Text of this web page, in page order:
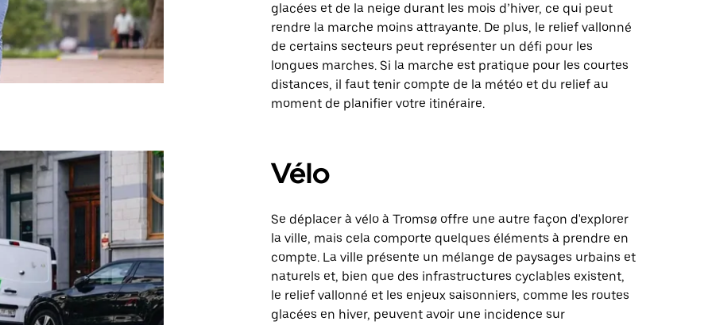
glacées et de la neige durant les mois d’hiver, ce qui peut
rendre la marche moins attrayante. De plus, le relief vallonné
de certains secteurs peut représenter un défi pour les
longues marches. Si la marche est pratique pour les courtes
distances, il faut tenir compte de la météo et du relief au
moment de planifier votre itinéraire.
Vélo
Se déplacer à vélo à Tromsø offre une autre façon d'explorer
la ville, mais cela comporte quelques éléments à prendre en
compte. La ville présente un mélange de paysages urbains et
naturels et, bien que des infrastructures cyclables existent,
le relief vallonné et les enjeux saisonniers, comme les routes
glacées en hiver, peuvent avoir une incidence sur